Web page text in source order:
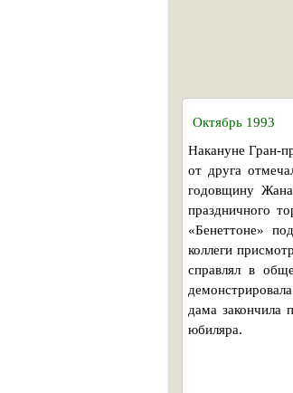
Октябрь 1993
Накануне Гран-
от друга
годовщину
праздничного
«Бенеттоне»
коллеги
справлял в
дама закончила
юбиляра.